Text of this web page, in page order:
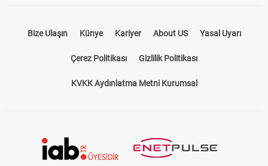
Bize Ulaşın Künye Kariyer About US Yasal Uyarı
Çerez Politikası Gizlilik Politikası
KVKK Aydınlatma Metni Kurumsal